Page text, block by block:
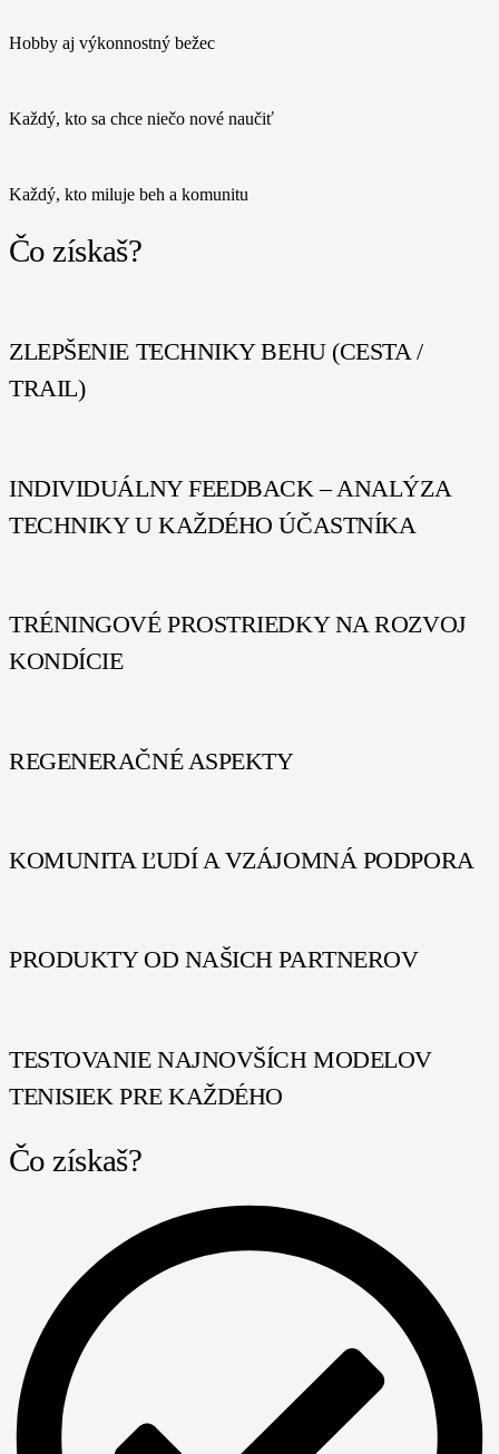
Hobby aj výkonnostný bežec
Každý, kto sa chce niečo nové naučiť
Každý, kto miluje beh a komunitu
Čo získaš?
ZLEPŠENIE TECHNIKY BEHU (CESTA /
TRAIL)
INDIVIDUÁLNY FEEDBACK – ANALÝZA
TECHNIKY U KAŽDÉHO ÚČASTNÍKA
TRÉNINGOVÉ PROSTRIEDKY NA ROZVOJ
KONDÍCIE
REGENERAČNÉ ASPEKTY
KOMUNITA ĽUDÍ A VZÁJOMNÁ PODPORA
PRODUKTY OD NAŠICH PARTNEROV
TESTOVANIE NAJNOVŠÍCH MODELOV
TENISIEK PRE KAŽDÉHO
Čo získaš?